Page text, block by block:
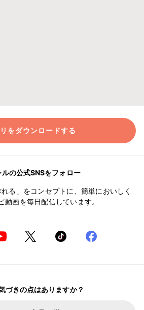
をダウンロードする
ルの公式SNSをフォロー
れる」をコンセプトに、簡単においしく
動画を毎日配信しています。
づきの点はありますか？